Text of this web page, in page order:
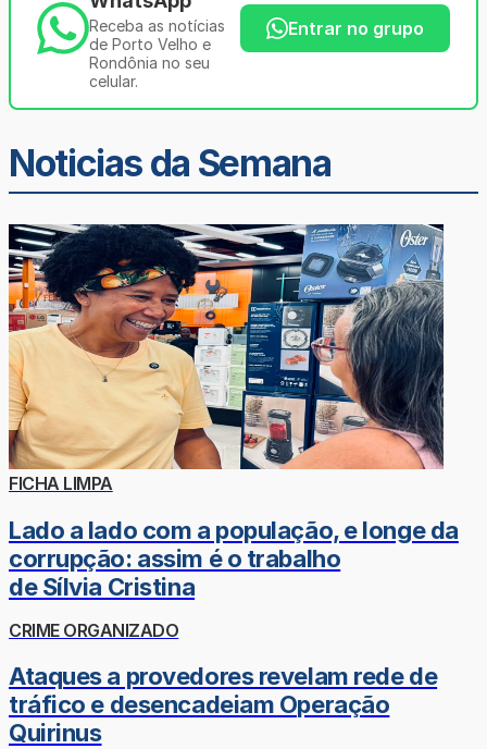
Receba as notícias
de Porto Velho e
Rondônia no seu
celular.
Entrar no grupo
Noticias da Semana
FICHA LIMPA
Lado a lado com a população, e longe da
corrupção: assim é o trabalho
de Sílvia Cristina
CRIME ORGANIZADO
Ataques a provedores revelam rede de
tráfico e desencadeiam Operação
Quirinus